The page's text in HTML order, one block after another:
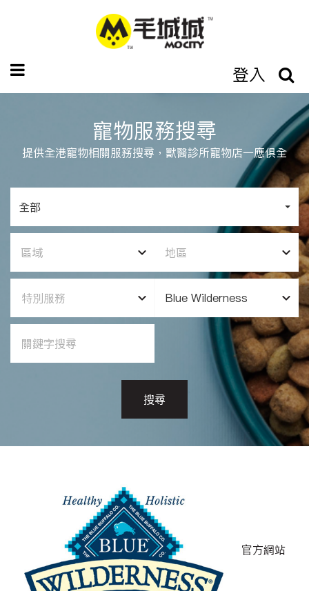
登入
寵物服務搜尋
提供全港寵物相關服務搜尋，獸醫診所寵物店一應俱全
全部
區域 地區
特別服務 Blue Wilderness
搜尋
官方網站